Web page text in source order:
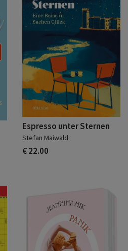
Espresso unter Sternen
Stefan Maiwald
€ 22.00